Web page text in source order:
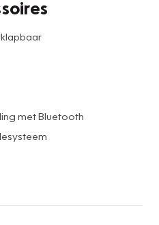
met Bluetooth